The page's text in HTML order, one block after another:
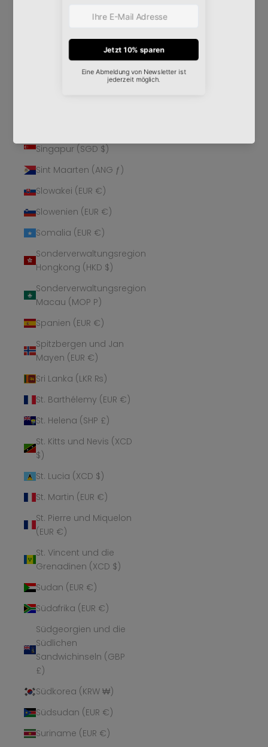
Schweiz (CHF CHF)
Senegal (XOF Fr)
Serbien (RSD РСД)
Seychellen (EUR €)
Singapur (SGD $)
Sint Maarten (ANG ƒ)
Slowakei (EUR €)
Slowenien (EUR €)
Somalia (EUR €)
Sonderverwaltungsregion
Hongkong (HKD $)
Sonderverwaltungsregion
Macau (MOP P)
Spanien (EUR €)
Spitzbergen und Jan
Mayen (EUR €)
Sri Lanka (LKR ₨)
St. Barthélemy (EUR €)
St. Helena (SHP £)
St. Kitts und Nevis (XCD
$)
St. Lucia (XCD $)
St. Martin (EUR €)
St. Pierre und Miquelon
(EUR €)
St. Vincent und die
Grenadinen (XCD $)
Sudan (EUR €)
Südafrika (EUR €)
Südgeorgien und die
Südlichen
Sandwichinseln (GBP
£)
Südkorea (KRW ₩)
Südsudan (EUR €)
Suriname (EUR €)